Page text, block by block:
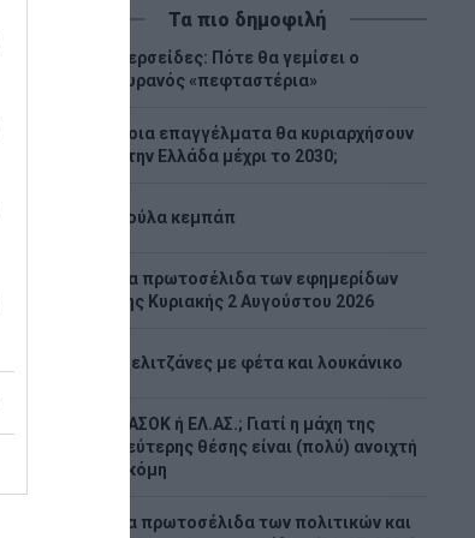
Τα πιο δημοφιλή
Περσείδες: Πότε θα γεμίσει ο
ουρανός «πεφταστέρια»
Ποια επαγγέλματα θα κυριαρχήσουν
στην Ελλάδα μέχρι το 2030;
Λούλα κεμπάπ
Tα πρωτοσέλιδα των εφημερίδων
της Κυριακής 2 Αυγούστου 2026
Μελιτζάνες με φέτα και λουκάνικο
ΠΑΣΟΚ ή ΕΛ.ΑΣ.; Γιατί η μάχη της
δεύτερης θέσης είναι (πολύ) ανοιχτή
ακόμη
Τα πρωτοσέλιδα των πολιτικών και